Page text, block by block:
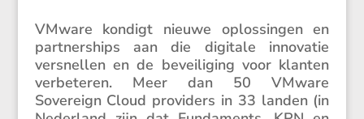
VMware kondigt nieuwe oplos­singen en
partner­ships aan die digitale innovatie
versnellen en de bevei­li­ging voor klanten
verbe­teren. Meer dan 50 VMware
Sovereign Cloud provi­ders in 33 landen (in